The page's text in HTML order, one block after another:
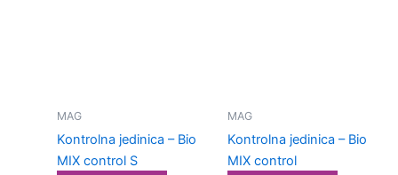
MAG
Kontrolna jedinica – Bio
MIX control S
MAG
Kontrolna jedinica – Bio
MIX control